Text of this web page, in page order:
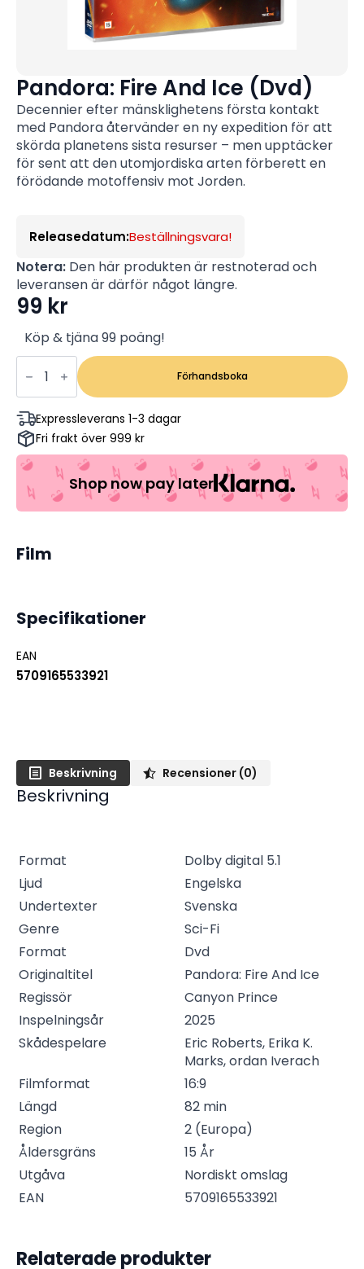
Pandora: Fire And Ice (Dvd)
Decennier efter mänsklighetens första kontakt
med Pandora återvänder en ny expedition för att
skörda planetens sista resurser – men upptäcker
för sent att den utomjordiska arten förberett en
förödande motoffensiv mot Jorden.
Releasedatum:Beställningsvara!
Notera: Den här produkten är restnoterad och
leveransen är därför något längre.
99 kr
Köp & tjäna 99 poäng!
Pandora:
Fire
Ice
(Dvd)
mängd
Förhandsboka
Expressleverans 1-3 dagar
Fri frakt över 999 kr
Shop now pay later
Film
Specifikationer
EAN
5709165533921
Beskrivning Recensioner (0)
Beskrivning
Format
Dolby digital 5.1
Ljud
Engelska
Undertexter
Svenska
Genre
Sci-Fi
Format
Dvd
Originaltitel
Pandora: Fire And Ice
Regissör
Canyon Prince
Inspelningsår
2025
Skådespelare
Eric Roberts, Erika K.
Marks, ordan Iverach
Filmformat
16:9
Längd
82 min
Region
2 (Europa)
Åldersgräns
15 År
Utgåva
Nordiskt omslag
EAN
5709165533921
Relaterade produkter